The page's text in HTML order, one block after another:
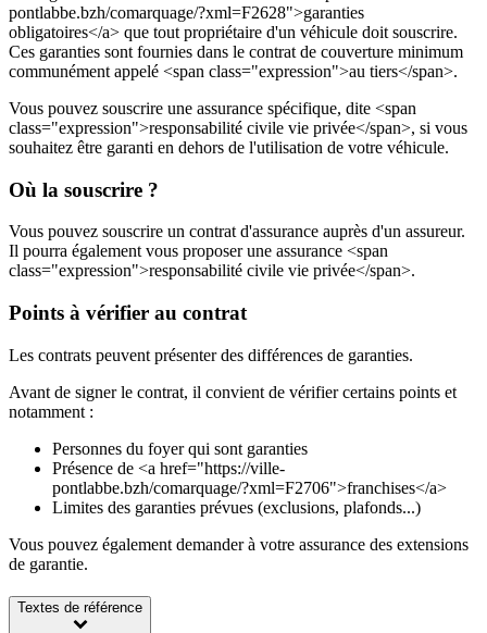
pontlabbe.bzh/comarquage/?xml=F2628">garanties
obligatoires</a> que tout propriétaire d'un véhicule doit souscrire.
Ces garanties sont fournies dans le contrat de couverture minimum
communément appelé <span class="expression">au tiers</span>.
Vous pouvez souscrire une assurance spécifique, dite <span
class="expression">responsabilité civile vie privée</span>, si vous
souhaitez être garanti en dehors de l'utilisation de votre véhicule.
Où la souscrire ?
Vous pouvez souscrire un contrat d'assurance auprès d'un assureur.
Il pourra également vous proposer une assurance <span
class="expression">responsabilité civile vie privée</span>.
Points à vérifier au contrat
Les contrats peuvent présenter des différences de garanties.
Avant de signer le contrat, il convient de vérifier certains points et
notamment :
Personnes du foyer qui sont garanties
Présence de <a href="https://ville-
pontlabbe.bzh/comarquage/?xml=F2706">franchises</a>
Limites des garanties prévues (exclusions, plafonds...)
Vous pouvez également demander à votre assurance des extensions
de garantie.
Textes de référence